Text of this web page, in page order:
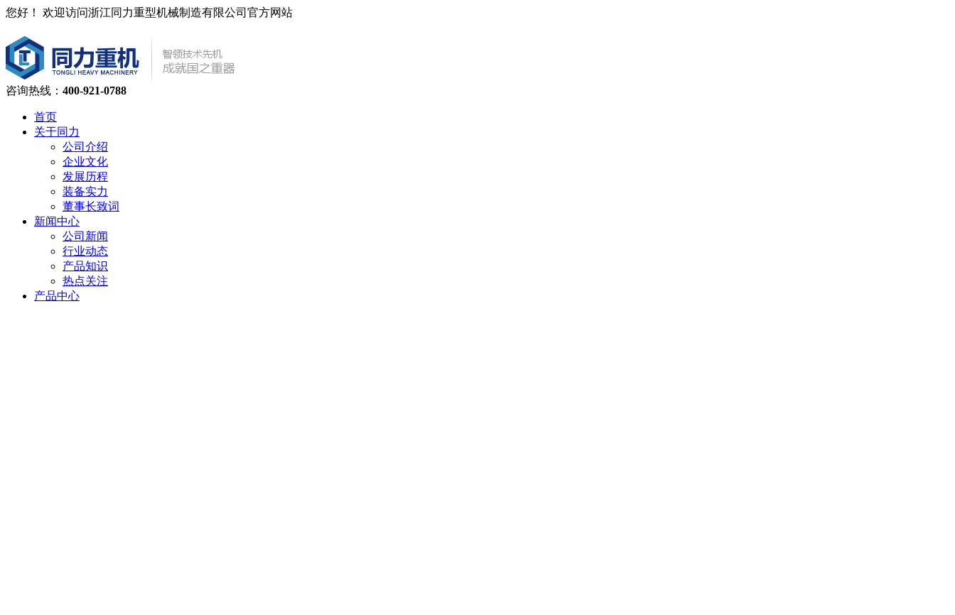
您好！ 欢迎访问浙江同力重型机械制造有限公司官方网站
咨询热线： 400-921-0788
首页
关于同力
公司介绍
企业文化
发展历程
装备实力
董事长致词
新闻中心
公司新闻
行业动态
产品知识
热点关注
产品中心